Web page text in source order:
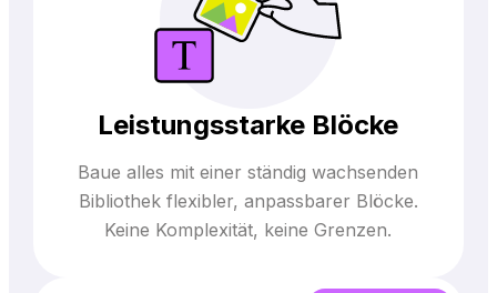
Leistungsstarke Blöcke
Baue alles mit einer ständig wachsenden
Bibliothek flexibler, anpassbarer Blöcke.
Keine Komplexität, keine Grenzen.